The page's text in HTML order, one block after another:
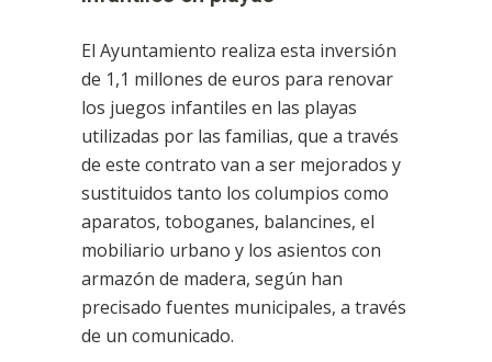
El Ayuntamiento realiza esta inversión
de 1,1 millones de euros para renovar
los juegos infantiles en las playas
utilizadas por las familias, que a través
de este contrato van a ser mejorados y
sustituidos tanto los columpios como
aparatos, toboganes, balancines, el
mobiliario urbano y los asientos con
armazón de madera, según han
precisado fuentes municipales, a través
de un comunicado.